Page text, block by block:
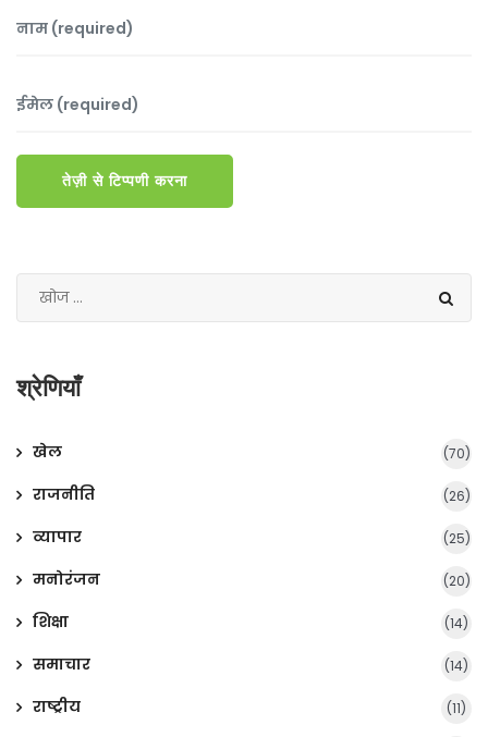
तेज़ी से टिप्पणी करना
श्रेणियाँ
खेल (70)
राजनीति (26)
व्यापार (25)
मनोरंजन (20)
शिक्षा (14)
समाचार (14)
राष्ट्रीय (11)